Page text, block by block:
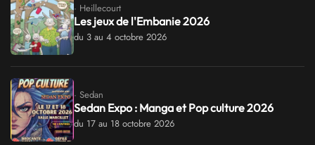
· Heillecourt
Les jeux de l'Embanie 2026
du 3 au 4 octobre 2026
· Sedan
Sedan Expo : Manga et Pop culture 2026
du 17 au 18 octobre 2026